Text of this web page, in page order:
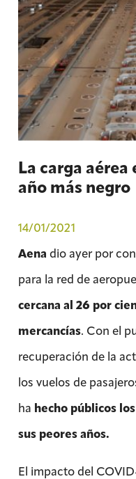
La carga
año más negro
14/01/2021
Aena dio ayer por
para la red de
cercana al 26 por
mercancías. Con el
recuperación de la
los vuelos de
ha hecho públicos
sus peores años.
El impacto del